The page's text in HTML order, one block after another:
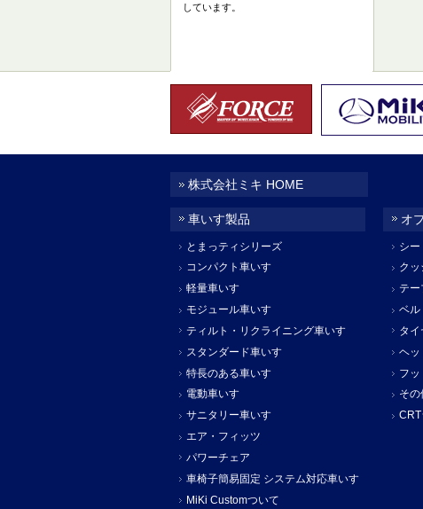
しています。
株式会社ミキ HOME
車いす製品
とまっティシリーズ
コンパクト車いす
軽量車いす
モジュール車いす
ティルト・リクライニング車いす
スタンダード車いす
特長のある車いす
電動車いす
サニタリー車いす
エア・フィッツ
パワーチェア
車椅子簡易固定 システム対応車いす
MiKi Customついて
オ
シー
クッ
テー
ベル
タイ
ヘッ
フッ
そ
CRT